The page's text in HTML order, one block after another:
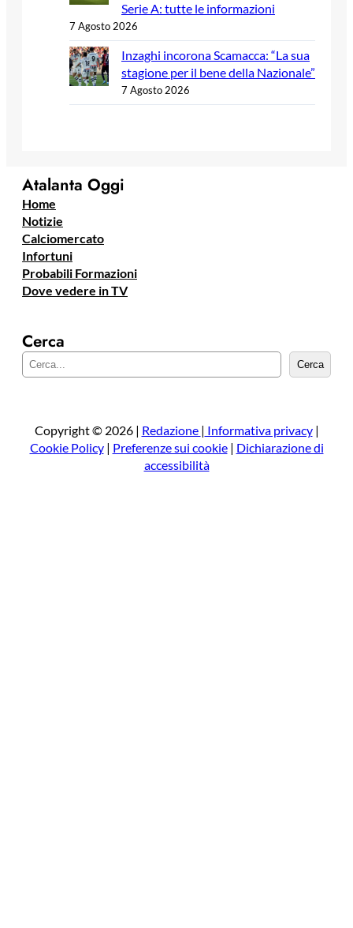
Serie A: tutte le informazioni
7 Agosto 2026
Inzaghi incorona Scamacca: “La sua
stagione per il bene della Nazionale”
7 Agosto 2026
Atalanta Oggi
Home
Notizie
Calciomercato
Infortuni
Probabili Formazioni
Dove vedere in TV
Cerca
e
a
Cerca
Copyright © 2026 | Redazione | Informativa privacy|
Cookie Policy| Preferenze sui cookie| Dichiarazione di
accessibilità